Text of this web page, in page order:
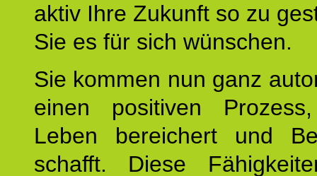
aktiv Ihre Zukunft so zu
Sie es für sich wünschen.
Sie kommen nun ganz
einen positiven
Leben bereichert und
schafft. Diese